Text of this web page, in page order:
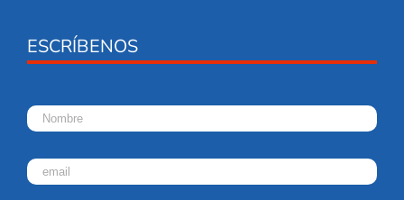
ESCRÍBENOS